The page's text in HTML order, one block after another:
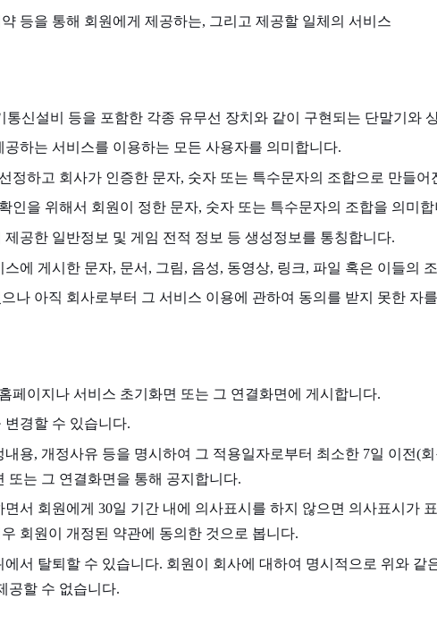
등을 통해 회원에게 제공하는, 그리고 제공할 일체의 서비스
신설비 등을 포함한 각종 유무선 장치와 같이 구현되는 단말기와
하는 서비스를 이용하는 모든 사용자를 의미합니다.
정하고 회사가 인증한 문자, 숫자 또는 특수문자의 조합으로 만들
인을 위해서 회원이 정한 문자, 숫자 또는 특수문자의 조합을 의미합
공한 일반정보 및 게임 전적 정보 등 생성정보를 통칭합니다.
에 게시한 문자, 문서, 그림, 음성, 동영상, 링크, 파일 혹은 이들의
나 아직 회사로부터 그 서비스 이용에 관하여 동의를 받지 못한 자
페이지나 서비스 초기화면 또는 그 연결화면에 게시합니다.
경할 수 있습니다.
용, 개정사유 등을 명시하여 그 적용일자로부터 최소한 7일 이전(
또는 그 연결화면을 통해 공지합니다.
서 회원에게 30일 기간 내에 의사표시를 하지 않으면 의사표시가
회원이 개정된 약관에 동의한 것으로 봅니다.
서 탈퇴할 수 있습니다. 회원이 회사에 대하여 명시적으로 위와
공할 수 없습니다.